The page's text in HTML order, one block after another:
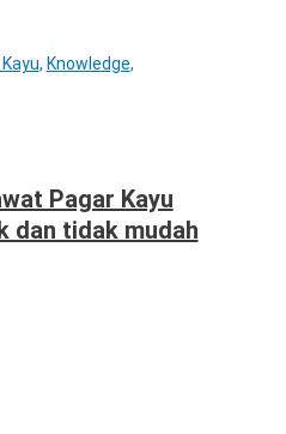
, Knowledge,
Pagar Kayu
dan tidak mudah